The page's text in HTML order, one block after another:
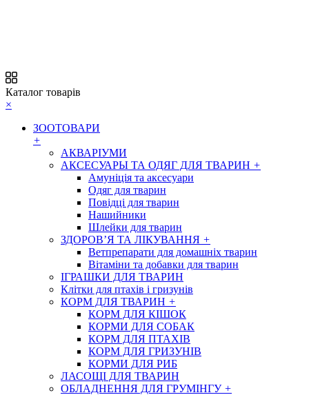
Каталог товарів
×
ЗООТОВАРИ
+
АКВАРІУМИ
АКСЕСУАРЫ ТА ОДЯГ ДЛЯ ТВАРИН +
Амуніція та аксесуари
Одяг для тварин
Повідці для тварин
Нашийники
Шлейки для тварин
ЗДОРОВ’Я ТА ЛІКУВАННЯ +
Ветпрепарати для домашніх тварин
Вітаміни та добавки для тварин
ІГРАШКИ ДЛЯ ТВАРИН
Клітки для птахів і гризунів
КОРМ ДЛЯ ТВАРИН +
КОРМ ДЛЯ КІШОК
КОРМИ ДЛЯ СОБАК
КОРМ ДЛЯ ПТАХІВ
КОРМ ДЛЯ ГРИЗУНІВ
КОРМИ ДЛЯ РИБ
ЛАСОЩІ ДЛЯ ТВАРИН
ОБЛАДНЕННЯ ДЛЯ ГРУМІНГУ +